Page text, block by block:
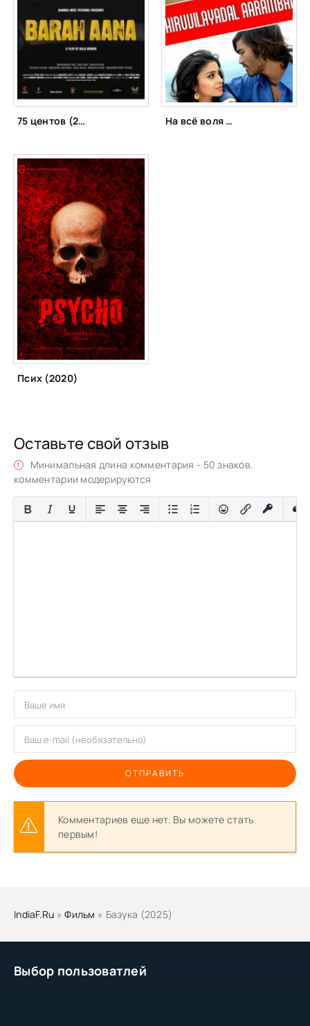
Выбор пользоватлей
75 центов (2009) На всё воля Тиру (2006)
Псих (2020)
Оставьте свой отзыв
Минимальная длина комментария - 50 знаков.
комментарии модерируются
ОТПРАВИТЬ
Комментариев еще нет. Вы можете стать
первым!
IndiaF.Ru »Фильм » Базука (2025)